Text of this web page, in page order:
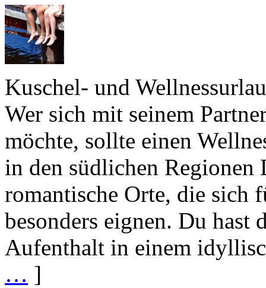
Kuschel- und
Wer sich mit seinem
möchte, sollte einen
in den südlichen Regionen
romantische Orte, die sich
besonders eignen. Du hast
Aufenthalt in einem
… ]